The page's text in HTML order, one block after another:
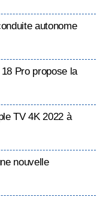
autonome
Pro propose la
TV 4K 2022 à
nouvelle